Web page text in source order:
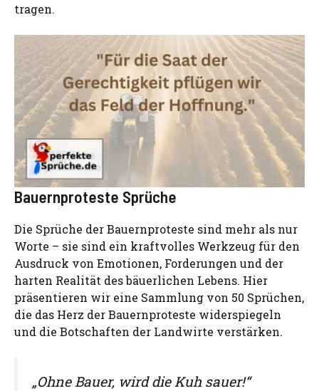
tragen.
Bauernproteste Sprüche
Die Sprüche der Bauernproteste sind mehr als nur
Worte – sie sind ein kraftvolles Werkzeug für den
Ausdruck von Emotionen, Forderungen und der
harten Realität des bäuerlichen Lebens. Hier
präsentieren wir eine Sammlung von 50 Sprüchen,
die das Herz der Bauernproteste widerspiegeln
und die Botschaften der Landwirte verstärken.
„Ohne Bauer, wird die Kuh sauer!“